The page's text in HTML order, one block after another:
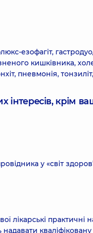
езофагіт,
кишківника,
пневмонія,
крім
у «світ
лікарські